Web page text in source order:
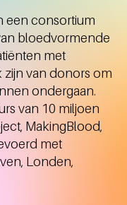
een consortium
bloedvormende
met
zijn van donors om
ondergaan.
van 10 miljoen
MakingBlood,
met
Londen,